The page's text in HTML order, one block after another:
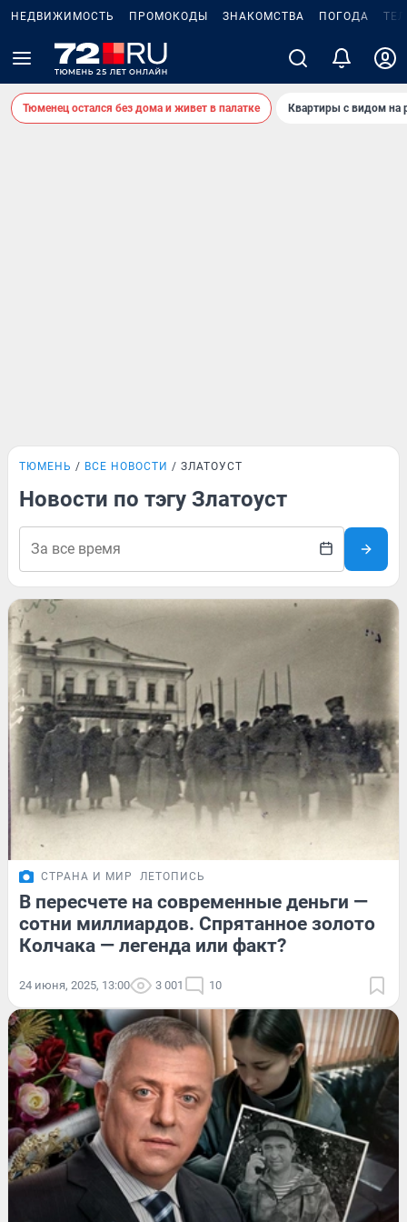
НЕДВИЖИМОСТЬ ПРОМОКОДЫ ЗНАКОМСТВА ПОГОДА
Тюменец остался без дома и живет в палатке Квартиры с видом на
ТЮМЕНЬ ВСЕ НОВОСТИ ЗЛАТОУСТ
Новости по тэгу Златоуст
СТРАНА И МИР ЛЕТОПИСЬ
В пересчете на современные деньги —
сотни миллиардов. Спрятанное золото
Колчака — легенда или факт?
24 июня, 2025, 13:00 3 001 10